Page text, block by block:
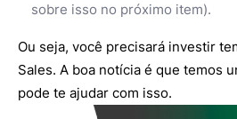
sobre isso no próximo item).
Ou seja, você precisará investir
Sales. A boa notícia é que temos
pode te ajudar com isso.